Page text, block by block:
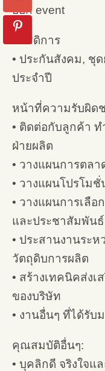
ออก event
สวัสดิการ
• ประกันสังคม, ชุ
ประจำปี
หน้าที่ความรับผิด
• ติดต่อกับลูกค้า ท
ฝ่ายผลิต
• วางแผนการตล
• วางแผนโปรโม
• วางแผนการเลื
และประชาสัมพันธ์
• ประสานงานระ
วัตถุดิบการผลิต
• สร้างเทคนิคส่ง
ของบริษัท
• งานอื่นๆ ที่ได้รับ
คุณสมบัติอื่นๆ:
• บุคลิกดี จริงใจแ